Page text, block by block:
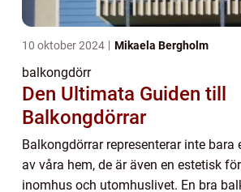
10 oktober 2024 Mikaela Bergholm
balkongdörr
Den Ultimata Guiden till
Balkongdörrar
Balkongdörrar representerar inte bara
av våra hem, de är även en estetisk
inomhus och utomhuslivet. En bra